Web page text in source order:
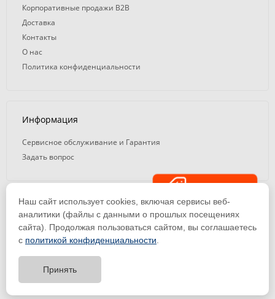
Корпоративные продажи B2B
Доставка
Контакты
О нас
Политика конфиденциальности
Информация
Сервисное обслуживание и Гарантия
Задать вопрос
© 2008 — 2026. ООО «ТК Вэлд Плюс»
Email: ideasvarki@wp116.ru
Тел.: 8 800 101-08-75 (с 10:00 до 19:00)
ООО «Торговая Компания Вэлд Плюс» | ИНН 1650288518 | ОГРН
1141650012184
Наш сайт использует cookies, включая сервисы веб-
аналитики (файлы с данными о прошлых посещениях
сайта). Продолжая пользоваться сайтом, вы соглашаетесь
с политикой конфиденциальности
Принять